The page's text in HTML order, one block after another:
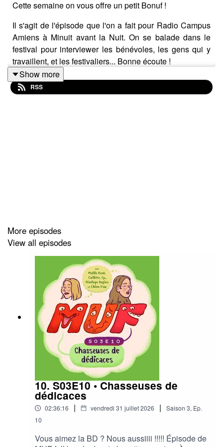
Cette semaine on vous offre un petit Bonuf !
Il s'agit de l'épisode que l'on a fait pour Radio Campus
Amiens à Minuit avant la Nuit. On se balade dans le
festival pour interviewer les bénévoles, les gens qui y
travaillent, et les festivaliers... Bonne écoute !
Encore un immense merci àRadio Campus Amiens,la
Lune des Pirateset toute l'orga deMinuit avant la Nuit
[00:00:00]Intro
Sophie
La Vache Folle Dingue;
[00:01:37]Anaïs
[00:04:48]Gladys
Le Murmure du Son, festival à Eu ;
Celebrations Days Festival, festival à Clermont ;
Pic'Arts, festival à Septmonts ;
Eddy de Pretto ;
[00:08:02]Riad
Show more
RSS
More episodes
View all episodes
10. S03E10 • Chasseuses de
dédicaces
02:36:16 | vendredi 31 juillet 2026 | Saison 3, Ep.
10
Vous aimez la BD ? Nous aussiiii !!!!! Épisode de